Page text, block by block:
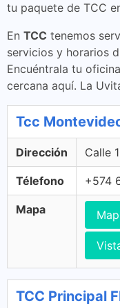
tu paquete de TCC
En TCC tenemos
servicios y horarios
Encuéntrala tu
cercana aquí. La
Tcc
Dirección Calle
Télefono +574
Mapa
TCC Principal